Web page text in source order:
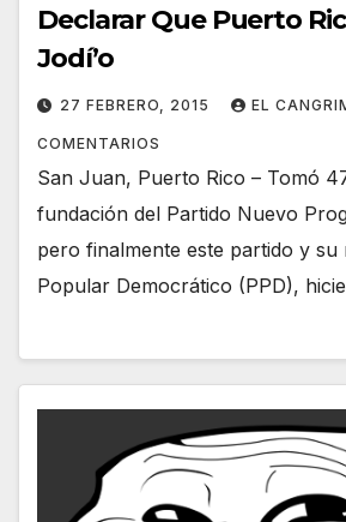
Declarar Que Puerto
Jodí’o
27 FEBRERO, 2015 EL
COMENTARIOS
San Juan, Puerto Rico – Tomó
fundación del Partido Nuevo
pero finalmente este partido y su
Popular Democrático (PPD),